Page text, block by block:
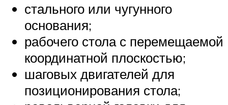
стального или чугунного
основания;
рабочего стола с перемещаемой
координатной плоскостью;
шаговых двигателей для
позиционирования стола;